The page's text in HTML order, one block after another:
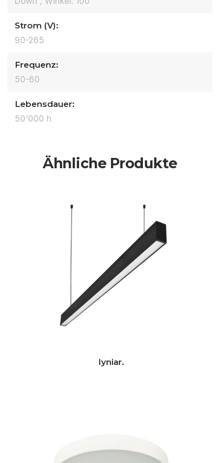
Strom (V):
90-265
Frequenz:
50-60
Lebensdauer:
50'000 h
Ähnliche Produkte
lyniar.